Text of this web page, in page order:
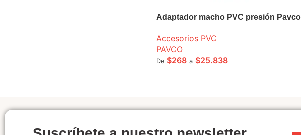
Adaptador macho PVC presión Pavco
Accesorios PVC
PAVCO
De $268 a $25.838